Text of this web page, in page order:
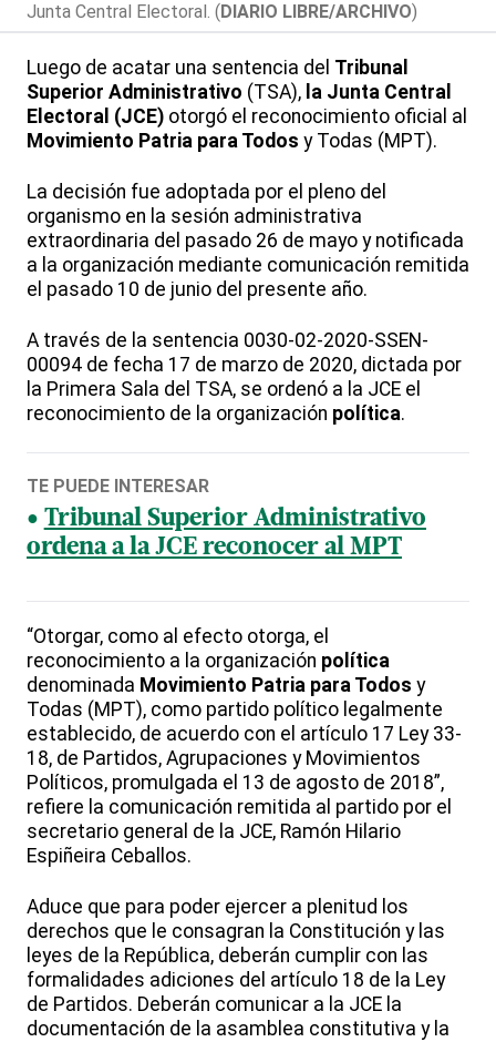
Junta Central Electoral. (DIARIO LIBRE/ARCHIVO)
Luego de acatar una sentencia del Tribunal
Superior Administrativo (TSA), la Junta Central
Electoral (JCE) otorgó el reconocimiento oficial al
Movimiento Patria para Todos y Todas (MPT).
La decisión fue adoptada por el pleno del
organismo en la sesión administrativa
extraordinaria del pasado 26 de mayo y notificada
a la organización mediante comunicación remitida
el pasado 10 de junio del presente año.
A través de la sentencia 0030-02-2020-SSEN-
00094 de fecha 17 de marzo de 2020, dictada por
la Primera Sala del TSA, se ordenó a la JCE el
reconocimiento de la organización política.
TE PUEDE INTERESAR
Tribunal Superior Administrativo
ordena a la JCE reconocer al MPT
“Otorgar, como al efecto otorga, el
reconocimiento a la organización política
denominada Movimiento Patria para Todos y
Todas (MPT), como partido político legalmente
establecido, de acuerdo con el artículo 17 Ley 33-
18, de Partidos, Agrupaciones y Movimientos
Políticos, promulgada el 13 de agosto de 2018”,
refiere la comunicación remitida al partido por el
secretario general de la JCE, Ramón Hilario
Espiñeira Ceballos.
Aduce que para poder ejercer a plenitud los
derechos que le consagran la Constitución y las
leyes de la República, deberán cumplir con las
formalidades adiciones del artículo 18 de la Ley
de Partidos. Deberán comunicar a la JCE la
documentación de la asamblea constitutiva y la